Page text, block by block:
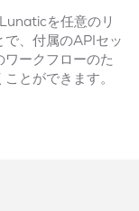
を任意のリ
、付属のAPIセッ
ワークフローのた
とができます。